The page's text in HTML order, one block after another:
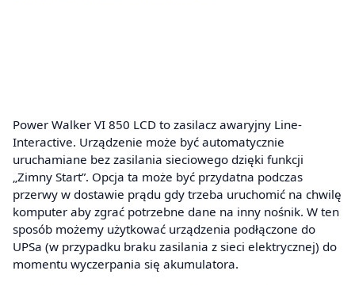
Power Walker VI 850 LCD to zasilacz awaryjny Line-
Interactive. Urządzenie może być automatycznie
uruchamiane bez zasilania sieciowego dzięki funkcji
„Zimny Start”. Opcja ta może być przydatna podczas
przerwy w dostawie prądu gdy trzeba uruchomić na chwilę
komputer aby zgrać potrzebne dane na inny nośnik. W ten
sposób możemy użytkować urządzenia podłączone do
UPSa (w przypadku braku zasilania z sieci elektrycznej) do
momentu wyczerpania się akumulatora.